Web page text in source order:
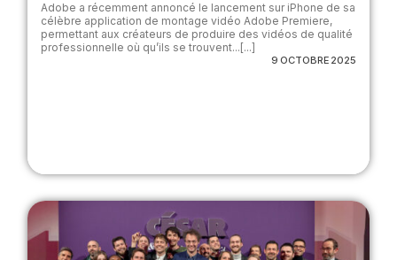
Adobe a récemment annoncé le lancement sur iPhone de sa
célèbre application de montage vidéo Adobe Premiere,
permettant aux créateurs de produire des vidéos de qualité
professionnelle où qu’ils se trouvent...[...]
9 OCTOBRE 2025